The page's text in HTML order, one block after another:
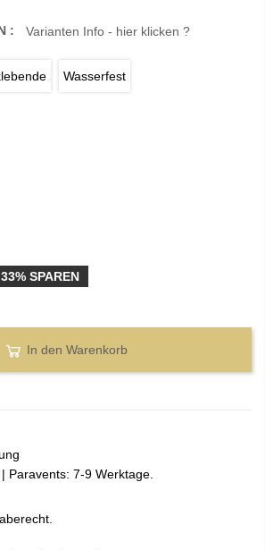
: Varianten Info - hier klicken ?
Wasserfest
33% SPAREN
In den Warenkorb
Paravents: 7-9 Werktage.